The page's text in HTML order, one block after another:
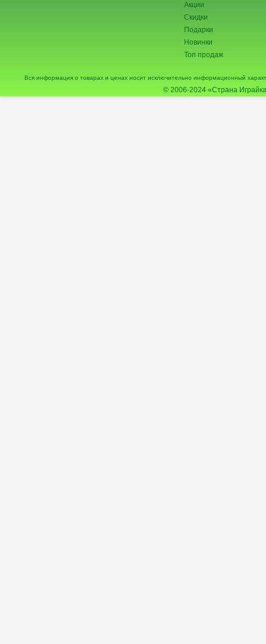
Акции
Скидки
Подарки
Новинки
Топ продаж
Вся информация о товарах и ценах носит исключительно информационный
© 2006-2024 «Страна